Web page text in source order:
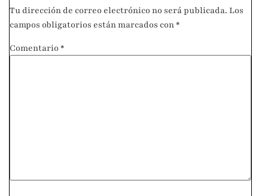
Tu dirección de correo electrónico no será publicada. Los
campos obligatorios están marcados con *
Comentario *